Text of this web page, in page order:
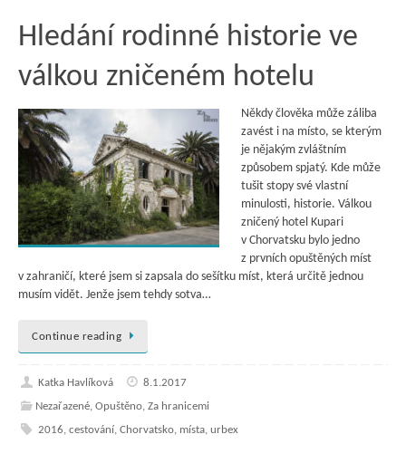
Hledání rodinné historie ve
válkou zničeném hotelu
Někdy člověka může záliba
zavést i na místo, se kterým
je nějakým zvláštním
způsobem spjatý. Kde může
tušit stopy své vlastní
minulosti, historie. Válkou
zničený hotel Kupari
v Chorvatsku bylo jedno
z prvních opuštěných míst
v zahraničí, které jsem si zapsala do sešítku míst, která určitě jednou
musím vidět. Jenže jsem tehdy sotva…
Continue reading
Katka Havlíková
8.1.2017
Nezařazené, Opuštěno, Za hranicemi
2016, cestování, Chorvatsko, místa, urbex